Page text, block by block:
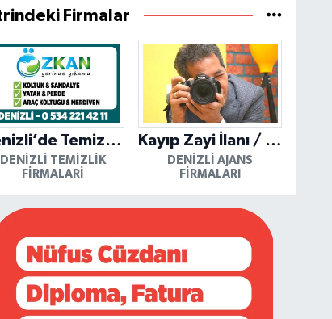
Firmalar
Denizli’de Temizliğin Güvenilir Adresi: Özkan Yerinde Yıkama
DENIZLI TEMIZLIK
FIRMALARI
Kayıp Zayi İlanı / Mutlu Ajans / Denizli
DENIZLI AJANS
FIRMALARI